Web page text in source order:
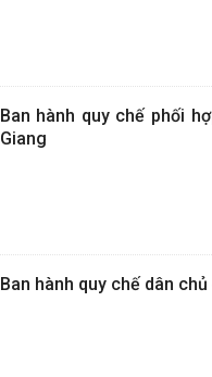
Ban hành quy chế phối
Giang
Ban hành quy chế dân